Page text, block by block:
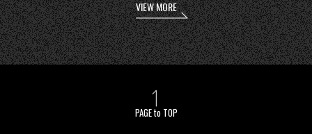
VIEW MORE
PAGE to TOP